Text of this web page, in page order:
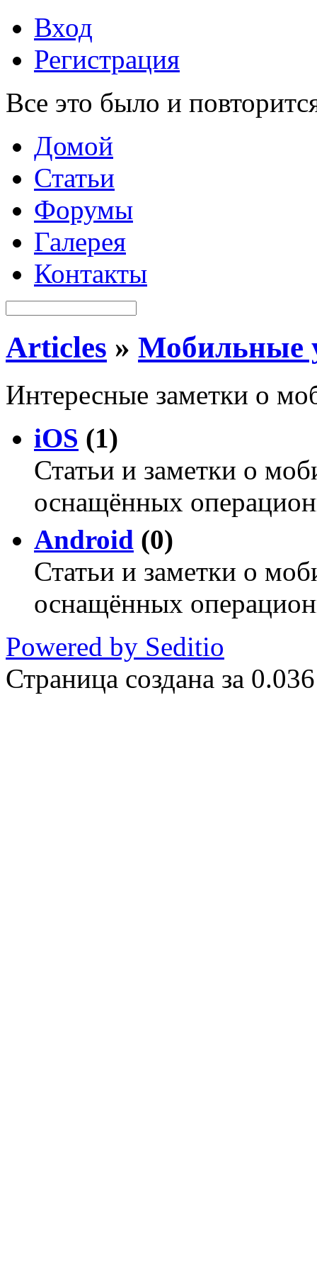
Вход
Регистрация
Все это было и
Домой
Статьи
Форумы
Галерея
Контакты
Articles » Мобильные
Интересные заметки о
iOS (1)
Статьи и заметки о
оснащённых
Android (0)
Статьи и заметки о
оснащённых
Powered by Seditio
Страница создана за